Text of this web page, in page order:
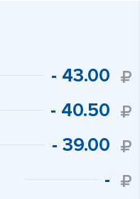
- 43.00
- 40.50
- 39.00
-